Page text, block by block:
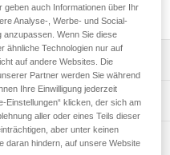
vertikal oder geneigt
Gelände, Engstellen).
zum Sichern der
Aluminium
auch Informationen über Ihr
Analyse-, Werbe- und Social-
anzupassen. Wenn Sie diese
ähnliche Technologien nur auf
auf andere Websites. Die
Partner werden Sie während
Ihre Einwilligung jederzeit
Einstellungen“ klicken, der sich am
aller oder eines Teils dieser
aber unter keinen
daran hindern, auf unsere Website